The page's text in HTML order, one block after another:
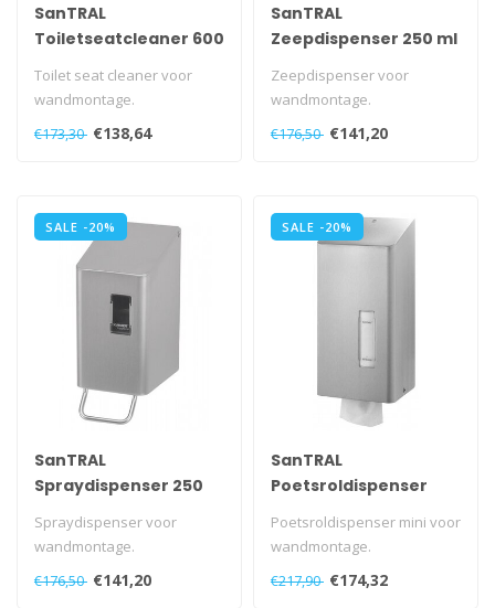
SanTRAL
Toiletseatcleaner 600
Toilet seat cleaner voor
wandmontage.
Met kunststof s..
€173,30 €138,64
SanTRAL
Zeepdispenser 250 ml
Zeepdispenser voor
wandmontage.
Met verborgen speciaa..
€176,50 €141,20
SALE -20%
SanTRAL
Spraydispenser 250
Spraydispenser voor
wandmontage.
Met navulbaar reservoir.
Met verborgen specia..
€176,50 €141,20
SALE -20%
SanTRAL
Poetsroldispenser
Poetsroldispenser mini voor
wandmontage.
Met kunststof slot en
sleutel.
€217,90 €174,32